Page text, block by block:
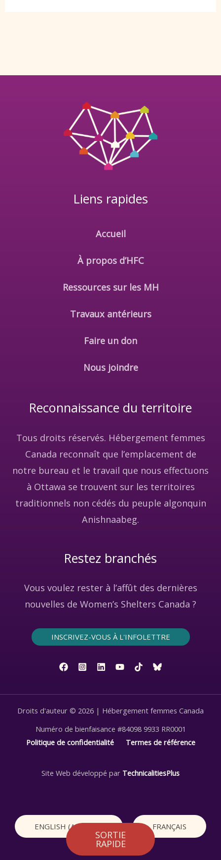
SORTIE
RAPIDE
Liens rapides
Accueil
À propos d’HFC
Ressources sur les MH
Travaux antérieurs
Faire un don
Nous joindre
Reconnaissance du territoire
Tous droits réservés. Hébergement femmes
Canada reconnaît que l’emplacement de
notre bureau et le travail que nous effectuons
à Ottawa se trouvent sur les territoires
traditionnels non cédés du peuple algonquin
Anishnaabeg.
Restez branchés
Vous voulez rester à l’affût des dernières
nouvelles de Women’s Shelters Canada ?
INSCRIVEZ-VOUS À L'INFOLETTRE
Droits d'auteur © 2026 | Hébergement femmes Canada
Numéro de bienfaisance #84098 9933 RR0001
Politique de confidentialité
Termes de référence
Site Web développé par TechnicalitiesPlus
ENGLISH (ANGLAIS FRANÇAIS